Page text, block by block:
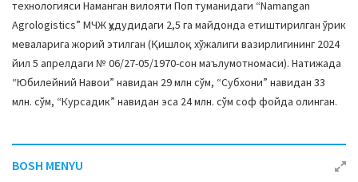
технологияси Наманган вилояти Поп туманидаги “Namangan
Agrologistics” МЧЖ ҳудудидаги 2,5 га майдонда етиштирилган ўрик
меваларига жорий этилган (Қишлоқ хўжалиги вазирлигининг 2024
йил 5 апрелдаги № 06/27-05/1970-сон маълумотномаси). Натижада
“Юбилейний Навои” навидан 29 млн сўм, “Субхони” навидан 33
млн. сўм, “Курсадик” навидан эса 24 млн. сўм соф фойда олинган.
BOSH MENYU